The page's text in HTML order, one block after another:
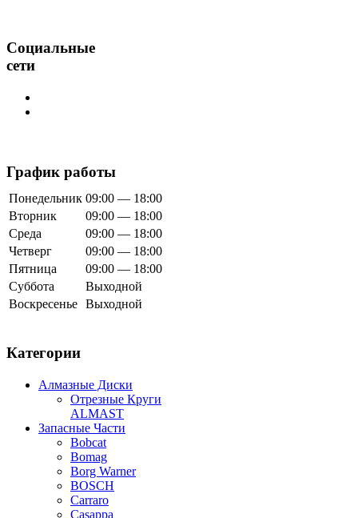
Социальные
сети
График работы
Понедельник 09:00 — 18:00
Вторник
09:00 — 18:00
Среда
09:00 — 18:00
Четверг
09:00 — 18:00
Пятница
09:00 — 18:00
Суббота
Выходной
Воскресенье Выходной
Категории
Алмазные Диски
Отрезные Круги
ALMAST
Запасные Части
Bobcat
Bomag
Borg Warner
BOSCH
Carraro
Casappa